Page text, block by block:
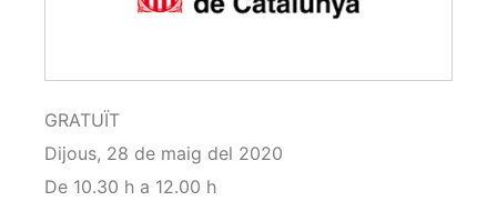
GRATUÏT
Dijous, 28 de maig del 2020
De 10.30 h a 12.00 h